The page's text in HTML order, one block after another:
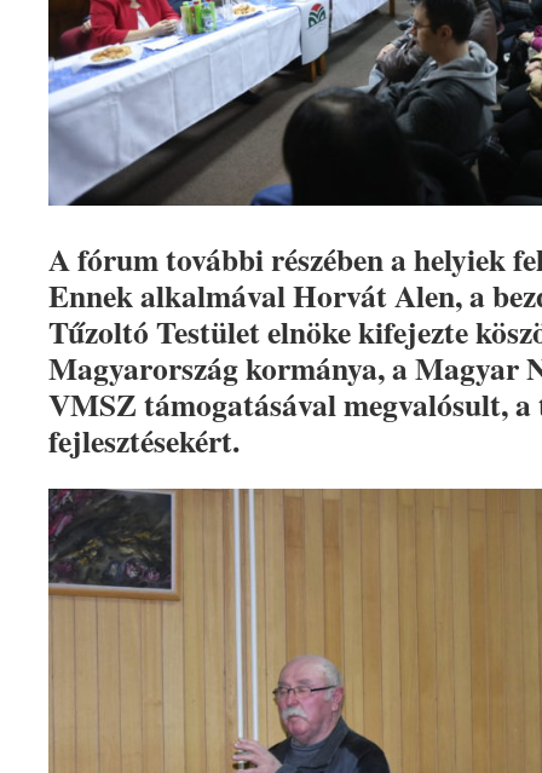
A fórum további részében a helyiek
Ennek alkalmával Horvát Alen, a
Tűzoltó Testület elnöke kifejezte
Magyarország kormánya, a Magyar
VMSZ támogatásával megvalósult,
fejlesztésekért.